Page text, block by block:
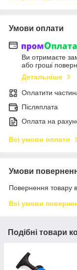
Умови оплати
Ви отримаєте
або гроші
Детальніше
Оплатити
Післяплата
Оплата на
Всі умови оплати
Умови
Повернення товару
Всі умови
Подібні товари